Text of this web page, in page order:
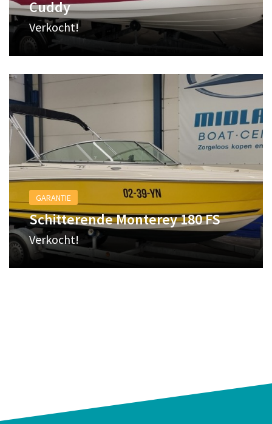
Cuddy
Verkocht!
GARANTIE
Schitterende Monterey 180 FS
Verkocht!